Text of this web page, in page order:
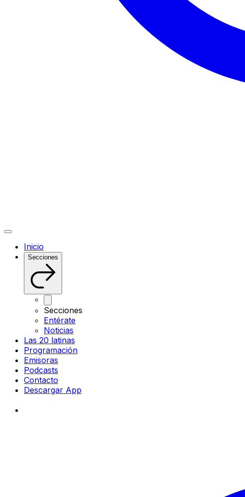
Inicio
Secciones
Secciones
Entérate
Noticias
Las 20 latinas
Programación
Emisoras
Podcasts
Contacto
Descargar App